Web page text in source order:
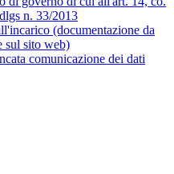
n. 33/2013
(documentazione da
sul sito web)
comunicazione dei dati